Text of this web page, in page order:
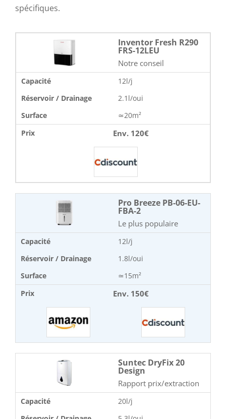
spécifiques.
Inventor Fresh R290
FRS-12LEU
Notre conseil
Capacité
12l/j
Réservoir / Drainage
2.1l/oui
Surface
≃20m²
Prix
Env. 120€
Pro Breeze PB-06-EU-
FBA-2
Le plus populaire
Capacité
12l/j
Réservoir / Drainage
1.8l/oui
Surface
≃15m²
Prix
Env. 150€
Suntec DryFix 20
Design
Rapport prix/extraction
Capacité
20l/j